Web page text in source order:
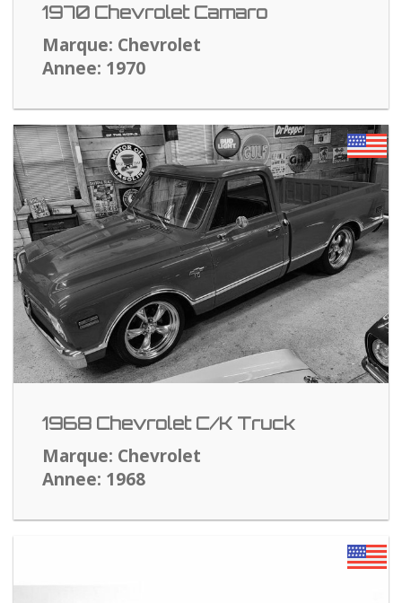
1970 Chevrolet Camaro
Marque: Chevrolet
Annee: 1970
1968 Chevrolet C/K Truck
Marque: Chevrolet
Annee: 1968